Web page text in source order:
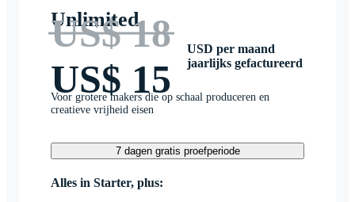
Unlimited
US$ 18
US$ 15
USD per maand
jaarlijks gefactureerd
Voor grotere makers die op schaal produceren en
creatieve vrijheid eisen
7 dagen gratis proefperiode
Alles in Starter, plus: